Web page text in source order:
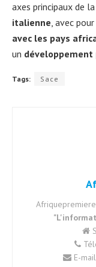
axes principaux de la
italienne, avec
avec les pays
un développement
Tags: Sace
E-